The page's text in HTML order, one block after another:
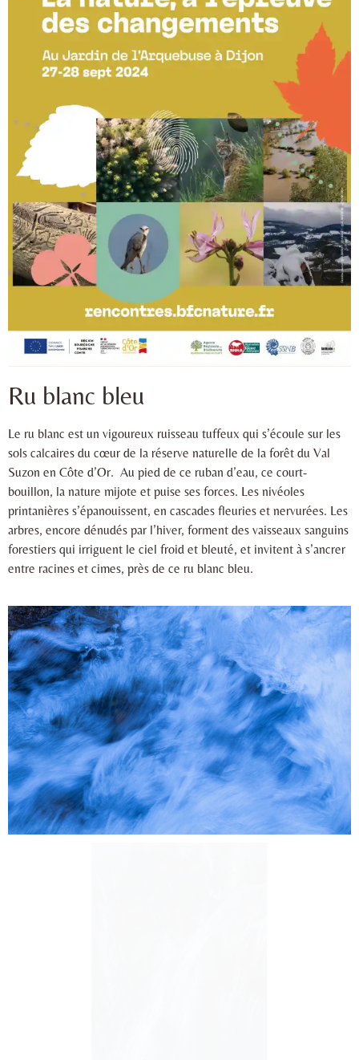
Ru blanc bleu
Le ru blanc est un vigoureux ruisseau tuffeux qui s’écoule sur les
sols calcaires du cœur de la réserve naturelle de la forêt du Val
Suzon en Côte d’Or. Au pied de ce ruban d’eau, ce court-
bouillon, la nature mijote et puise ses forces. Les nivéoles
printanières s’épanouissent, en cascades fleuries et nervurées. Les
arbres, encore dénudés par l’hiver, forment des vaisseaux sanguins
forestiers qui irriguent le ciel froid et bleuté, et invitent à s’ancrer
entre racines et cimes, près de ce ru blanc bleu.